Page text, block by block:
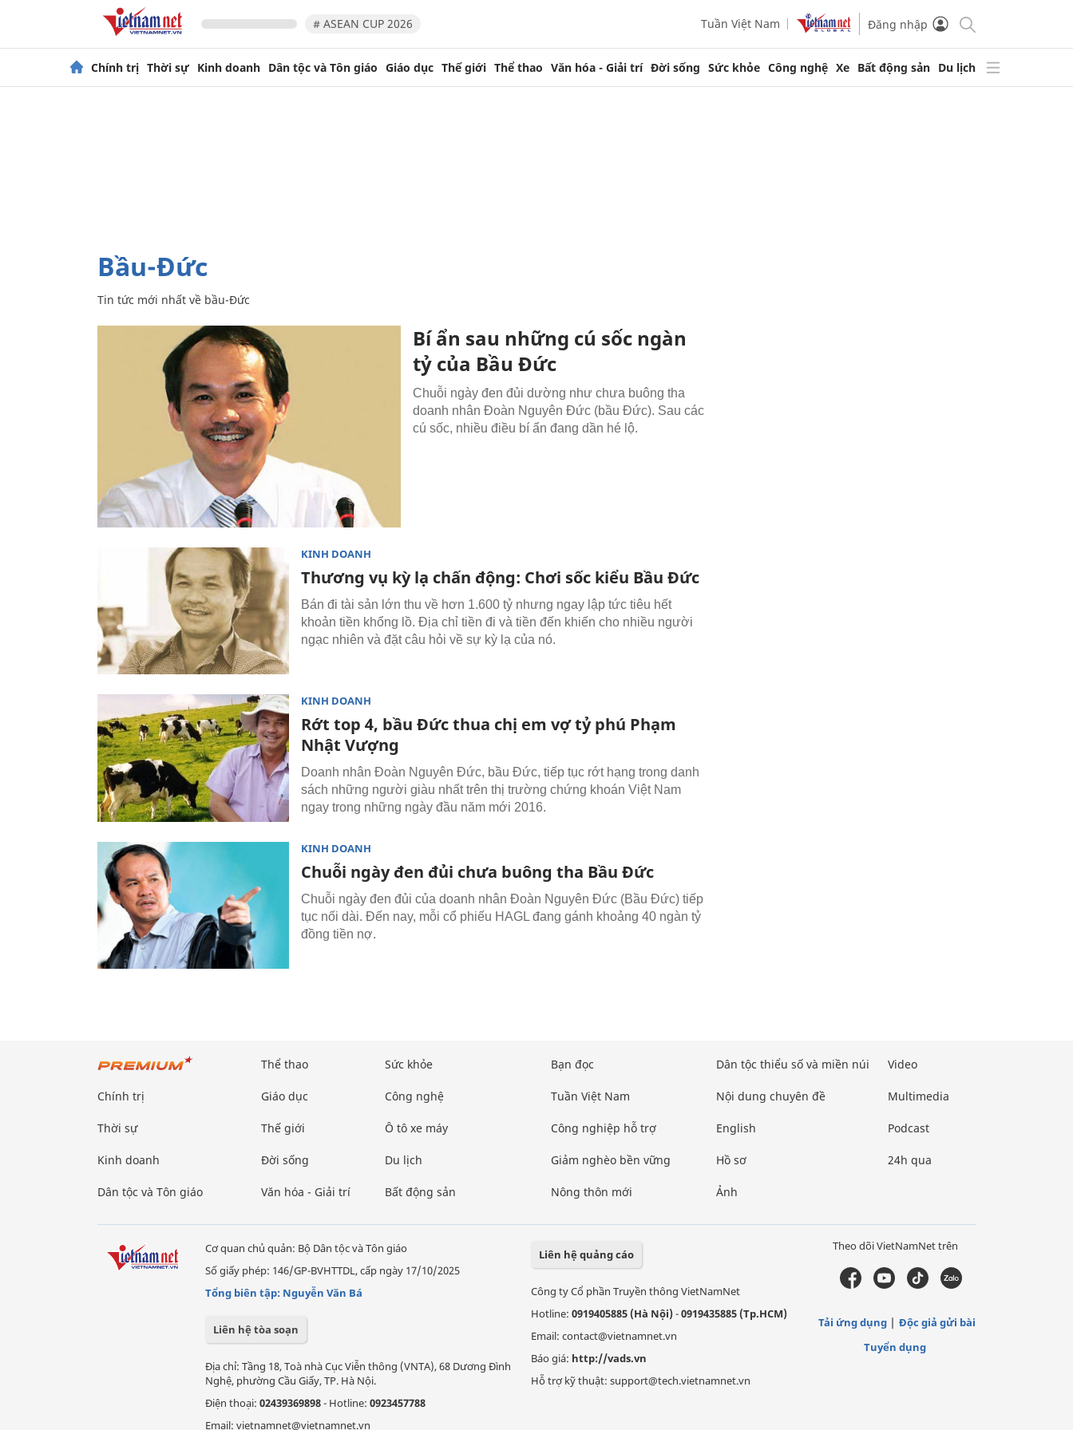
# ASEAN CUP 2026 Tuần Việt Nam Đăng nhập
Chính trị Thời sự Kinh doanh Dân tộc và Tôn giáo Giáo dục Thế giới Thể thao Văn hóa - Giải trí Đời sống Sức khỏe Công nghệ Xe Bất động sản Du lịch
bầu-Đức
Tin tức mới nhất về bầu-Đức
Bí ẩn sau những cú sốc ngàn
tỷ của Bầu Đức
Chuỗi ngày đen đủi dường như chưa buông tha
doanh nhân Đoàn Nguyên Đức (bầu Đức). Sau các
cú sốc, nhiều điều bí ẩn đang dần hé lộ.
KINH DOANH
Thương vụ kỳ lạ chấn động: Chơi sốc kiểu Bầu Đức
Bán đi tài sản lớn thu về hơn 1.600 tỷ nhưng ngay lập tức tiêu hết
khoản tiền khổng lồ. Địa chỉ tiền đi và tiền đến khiến cho nhiều người
ngạc nhiên và đặt câu hỏi về sự kỳ lạ của nó.
KINH DOANH
Rớt top 4, bầu Đức thua chị em vợ tỷ phú Phạm
Nhật Vượng
Doanh nhân Đoàn Nguyên Đức, bầu Đức, tiếp tục rớt hạng trong danh
sách những người giàu nhất trên thị trường chứng khoán Việt Nam
ngay trong những ngày đầu năm mới 2016.
KINH DOANH
Chuỗi ngày đen đủi chưa buông tha Bầu Đức
Chuỗi ngày đen đủi của doanh nhân Đoàn Nguyên Đức (Bầu Đức) tiếp
tục nối dài. Đến nay, mỗi cổ phiếu HAGL đang gánh khoảng 40 ngàn tỷ
đồng tiền nợ.
Chính trị
Thời sự
Kinh doanh
Dân tộc và Tôn giáo
Thể thao
Giáo dục
Thế giới
Đời sống
Văn hóa - Giải trí
Sức khỏe
Công nghệ
Ô tô xe máy
Du lịch
Bất động sản
Bạn đọc
Tuần Việt Nam
Công nghiệp hỗ trợ
Giảm nghèo bền vững
Nông thôn mới
Dân tộc thiểu số và miền núi
Nội dung chuyên đề
English
Hồ sơ
Ảnh
Video
Multimedia
Podcast
24h qua
Cơ quan chủ quản: Bộ Dân tộc và Tôn giáo
Số giấy phép: 146/GP-BVHTTDL, cấp ngày 17/10/2025
Tổng biên tập: Nguyễn Văn Bá
Liên hệ tòa soạn
Địa chỉ: Tầng 18, Toà nhà Cục Viễn thông (VNTA), 68 Dương Đình
Nghệ, phường Cầu Giấy, TP. Hà Nội.
Điện thoại: 02439369898- Hotline: 0923457788
Email: vietnamnet@vietnamnet.vn
Liên hệ quảng cáo
Công ty Cổ phần Truyền thông VietNamNet
Hotline: 0919405885 (Hà Nội)-0919435885 (Tp.HCM)
Email: contact@vietnamnet.vn
Báo giá: http://vads.vn
Hỗ trợ kỹ thuật: support@tech.vietnamnet.vn
Theo dõi VietNamNet trên
Tải ứng dụng
Độc giả gửi bài
Tuyển dụng